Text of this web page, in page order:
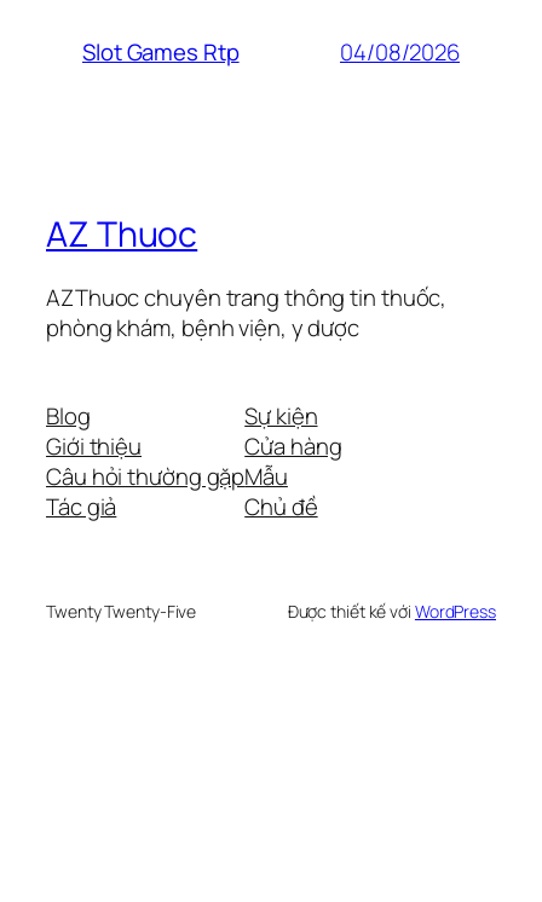
Slot Games Rtp 04/08/2026
AZ Thuoc
AZThuoc chuyên trang thông tin thuốc,
phòng khám, bệnh viện, y dược
Blog
Giới thiệu
Câu hỏi thường gặp
Tác giả
Sự kiện
Cửa hàng
Mẫu
Chủ đề
Twenty Twenty-Five Được thiết kế với WordPress